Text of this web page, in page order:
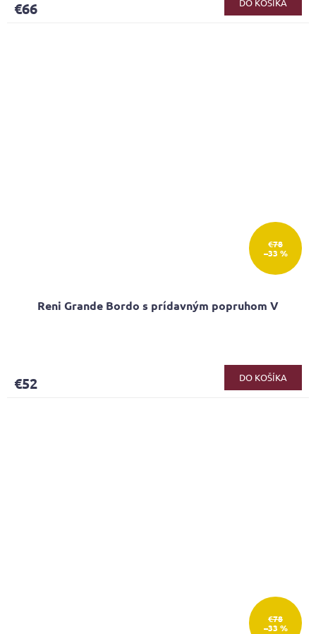
je
€66 DO KOŠÍKA
€78
–33 %
Reni Grande Bordo s prídavným popruhom V
€52 DO KOŠÍKA
€78
–33 %